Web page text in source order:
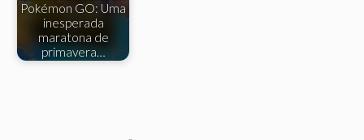
Pokémon GO: Uma
inesperada
maratona de
primavera…